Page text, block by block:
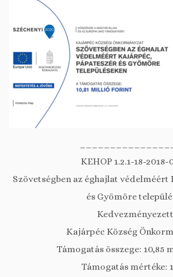
KEHOP 1.2.1-18-2018-
Szövetségben az éghajlat védelméért
és Gyömöre
Kajárpéc Község
Támogatás összege: 10,85
Támogatás mértéke: